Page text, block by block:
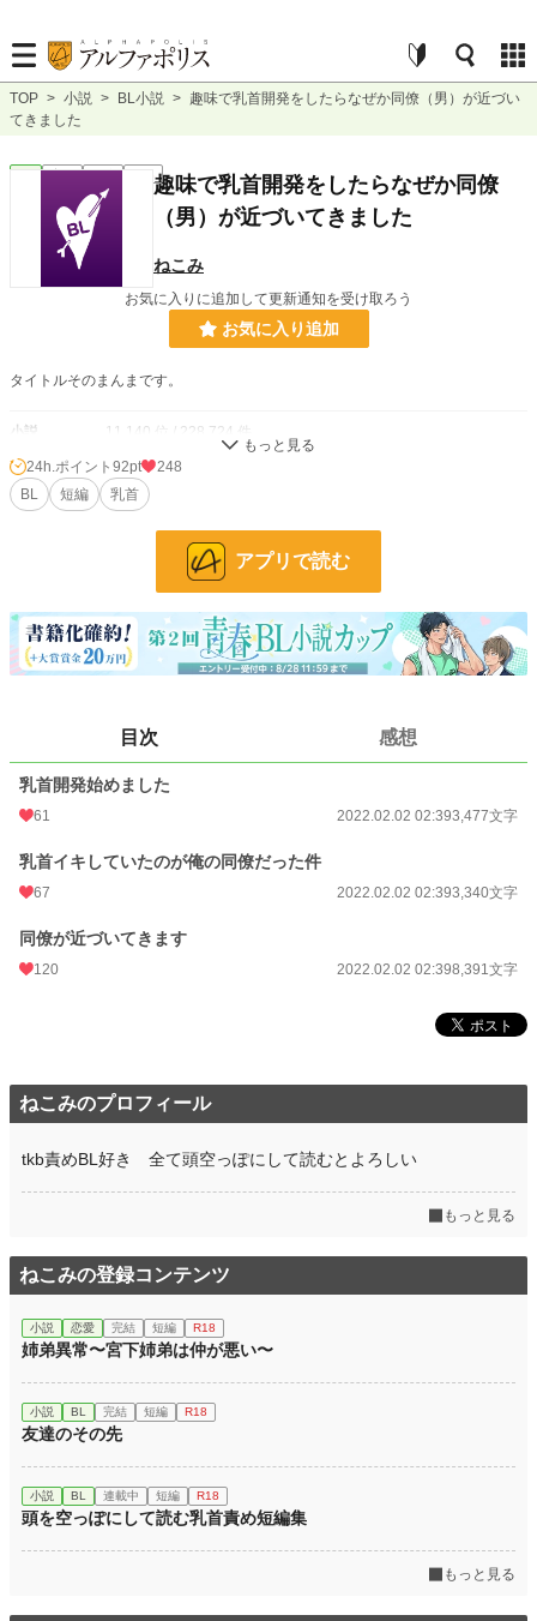
TOP > 小説 > BL小説 > 趣味で乳首開発をしたらなぜか同僚（男）が近づい
てきました
完結 短編
趣味で乳首開発をしたらなぜか同僚
（男）が近づいてきました
ねこみ
お気に入りに追加して更新通知を受け取ろう
お気に入り追加
タイトルそのまんまです。
小説 11,140 位 / 228,724 件
BL 2,479 位 / 31,406 件
お気に入り 181
更新日時 2022.02.02 02:39
2022.02.02 02:39
週間ポイント 856 pt (10,040 位)
月間ポイント
年間ポイント 67,904 pt (8,235 位)
累計ポイント
24h.ポイント 92pt
248
BL
短編 乳首
アプリで読む
目次 感想
乳首開発始めました
61 2022.02.02 02:393,477文字
乳首イキしていたのが俺の同僚だった件
67 2022.02.02 02:393,340文字
同僚が近づいてきます
120 2022.02.02 02:398,391文字
ねこみのプロフィール
tkb責めBL‬好き 全て頭空っぽにして読むとよろしい
もっと見る
ねこみの登録コンテンツ
小説 恋愛 完結 短編 R18
姉弟異常〜宮下姉弟は仲が悪い〜
小説 BL 完結 短編 R18
友達のその先
小説 BL 連載中 短編 R18
頭を空っぽにして読む乳首責め短編集
もっと見る